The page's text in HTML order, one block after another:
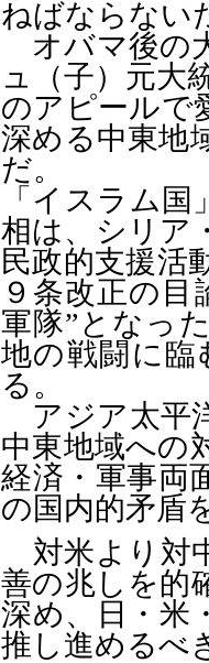
ねばならない
オバマ後の
ュ（子）元大
のアピールで
深める中東地
だ。
「イスラム
相は、シリア
民政的支援活
９条改正の
軍隊”となっ
地の戦闘に
る。
アジア太平
中東地域への
経済・軍事両
の国内的矛盾
対米より対
善の兆しを的
深め、日・米
推し進めるべ